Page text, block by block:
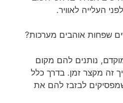
העלייה לאוויר.
שפחות אוהבים מערכות?
נותנים להם מקום
זה מקצר זמן. בדרך כלל
לבזבז להם את